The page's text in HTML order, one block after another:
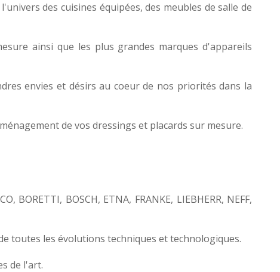
l'univers descuisines équipées, des meubles de salle de
ainsi que les plus grandes marques d'appareils
envies et désirs au coeur de nos priorités dans la
de vos dressings et placards sur mesure.
, BORETTI, BOSCH, ETNA, FRANKE, LIEBHERR, NEFF,
toutes les évolutions techniques et technologiques.
de l'art.